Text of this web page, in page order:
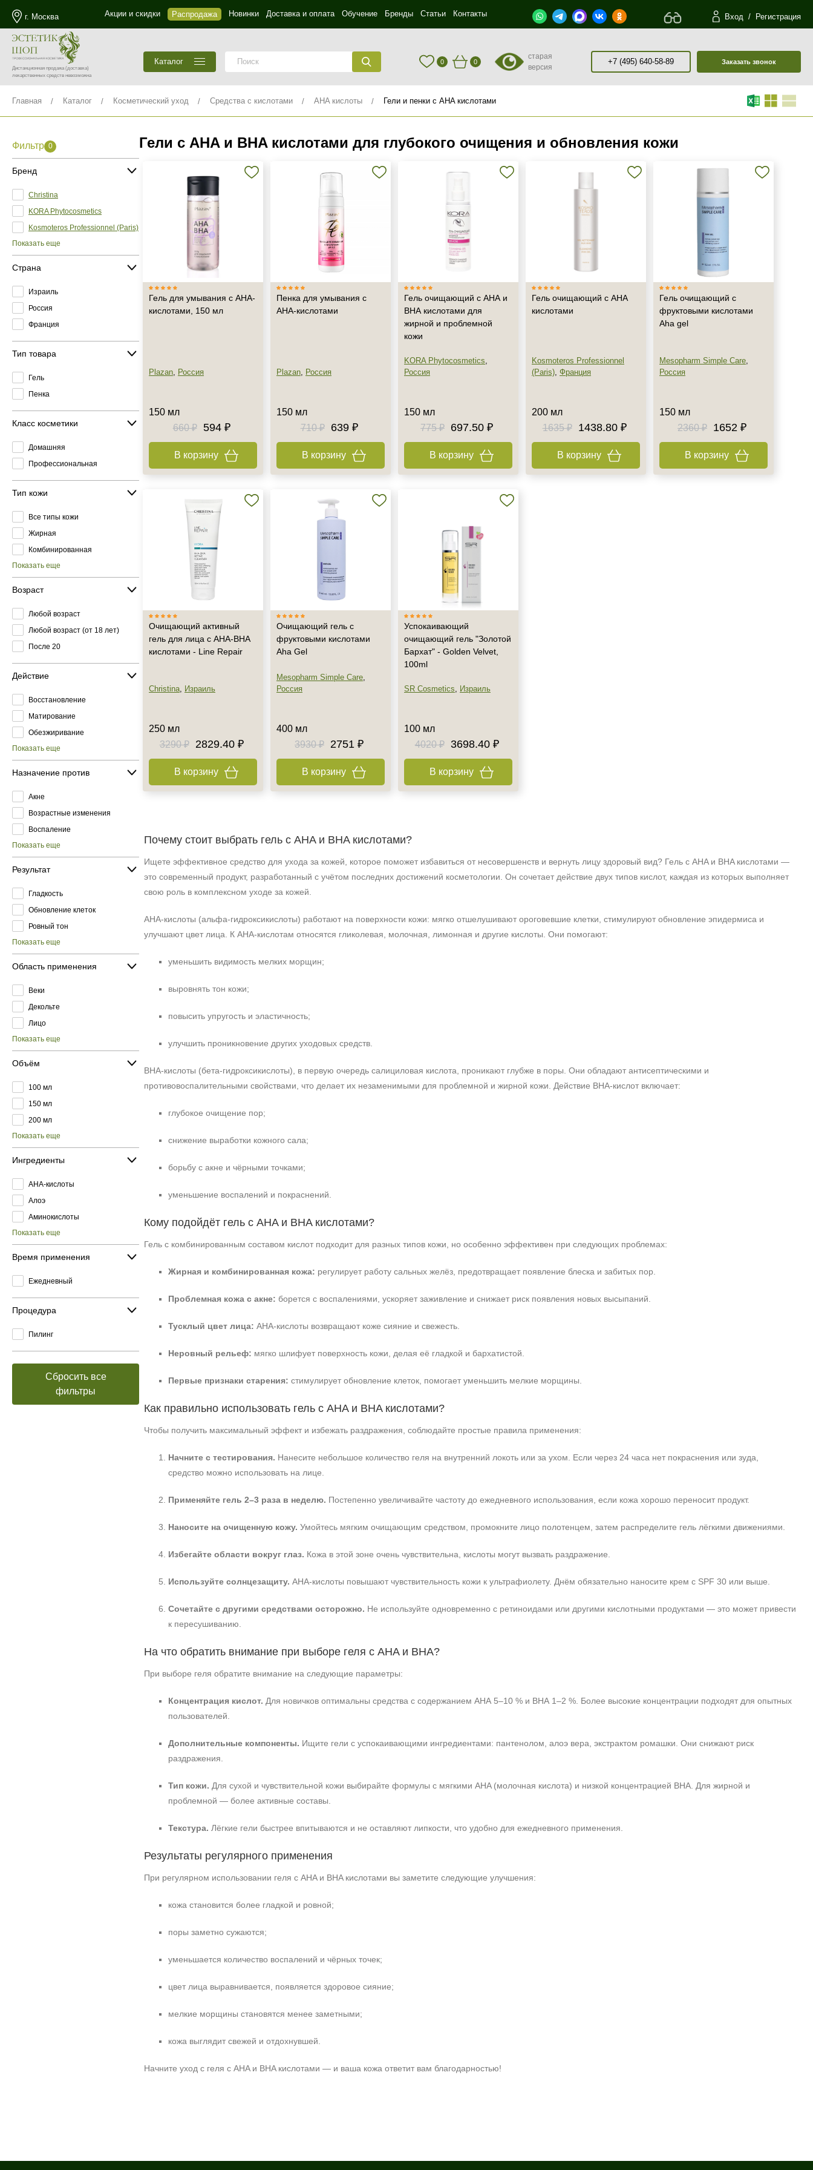
г. Москва Акции и скидки Распродажа Новинки Доставка и оплата Обучение Бренды Статьи Контакты Вход / Регистрация
Дистанционная продажа(доставка)
лекарственных средств невозможна
Каталог 0 0
старая
версия
+7 (495) 640-58-89 Заказать звонок
Главная Каталог Косметический уход Средства с кислотами AHA кислоты Гели и пенки с AHA кислотами
Фильтр 0
Бренд
Christina
KORA Phytocosmetics
Kosmoteros Professionnel (Paris)
Показать еще
Страна
Израиль
Россия
Франция
Тип товара
Гель
Пенка
Класс косметики
Домашняя
Профессиональная
Тип кожи
Все типы кожи
Жирная
Комбинированная
Показать еще
Возраст
Любой возраст
Любой возраст (от 18 лет)
После 20
Действие
Восстановление
Матирование
Обезжиривание
Показать еще
Назначение против
Акне
Возрастные изменения
Воспаление
Показать еще
Результат
Гладкость
Обновление клеток
Ровный тон
Показать еще
Область применения
Веки
Декольте
Лицо
Показать еще
Объём
100 мл
150 мл
200 мл
Показать еще
Ингредиенты
AHA-кислоты
Алоэ
Аминокислоты
Показать еще
Время применения
Ежедневный
Процедура
Пилинг
Сбросить все
фильтры
Гели с AHA и BHA кислотами для глубокого очищения и обновления кожи
Гель для умывания с АНА-
кислотами, 150 мл
Plazan, Россия
150 мл
660 ₽
594 ₽
В корзину
Пенка для умывания с
AHA-кислотами
Plazan, Россия
150 мл
710 ₽
639 ₽
В корзину
Гель очищающий с АНА и
ВНА кислотами для
жирной и проблемной
кожи
KORA Phytocosmetics,
Россия
150 мл
775 ₽
697.50 ₽
В корзину
Гель очищающий с АНА
кислотами
Kosmoteros Professionnel
(Paris), Франция
200 мл
1635 ₽
1438.80 ₽
В корзину
Гель очищающий с
фруктовыми кислотами
Aha gel
Mesopharm Simple Care,
Россия
150 мл
2360 ₽
1652 ₽
В корзину
Очищающий активный
гель для лица с AHA-BHA
кислотами - Line Repair
Christina, Израиль
250 мл
3290 ₽
2829.40 ₽
В корзину
Очищающий гель с
фруктовыми кислотами
Aha Gel
Mesopharm Simple Care,
Россия
400 мл
3930 ₽
2751 ₽
В корзину
Успокаивающий
очищающий гель "Золотой
Бархат" - Golden Velvet,
100ml
SR Cosmetics, Израиль
100 мл
4020 ₽
3698.40 ₽
В корзину
Почему стоит выбрать гель с AHA и BHA кислотами?
Ищете эффективное средство для ухода за кожей, которое поможет избавиться от несовершенств и вернуть лицу здоровый вид? Гель с AHA и BHA кислотами —
это современный продукт, разработанный с учётом последних достижений косметологии. Он сочетает действие двух типов кислот, каждая из которых выполняет
свою роль в комплексном уходе за кожей.
AHA-кислоты (альфа-гидроксикислоты) работают на поверхности кожи: мягко отшелушивают ороговевшие клетки, стимулируют обновление эпидермиса и
улучшают цвет лица. К AHA-кислотам относятся гликолевая, молочная, лимонная и другие кислоты. Они помогают:
уменьшить видимость мелких морщин;
выровнять тон кожи;
повысить упругость и эластичность;
улучшить проникновение других уходовых средств.
BHA-кислоты (бета-гидроксикислоты), в первую очередь салициловая кислота, проникают глубже в поры. Они обладают антисептическими и
противовоспалительными свойствами, что делает их незаменимыми для проблемной и жирной кожи. Действие BHA-кислот включает:
глубокое очищение пор;
снижение выработки кожного сала;
борьбу с акне и чёрными точками;
уменьшение воспалений и покраснений.
Кому подойдёт гель с AHA и BHA кислотами?
Гель с комбинированным составом кислот подходит для разных типов кожи, но особенно эффективен при следующих проблемах:
Жирная и комбинированная кожа: регулирует работу сальных желёз, предотвращает появление блеска и забитых пор.
Проблемная кожа с акне: борется с воспалениями, ускоряет заживление и снижает риск появления новых высыпаний.
Тусклый цвет лица: AHA-кислоты возвращают коже сияние и свежесть.
Неровный рельеф: мягко шлифует поверхность кожи, делая её гладкой и бархатистой.
Первые признаки старения: стимулирует обновление клеток, помогает уменьшить мелкие морщины.
Как правильно использовать гель с AHA и BHA кислотами?
Чтобы получить максимальный эффект и избежать раздражения, соблюдайте простые правила применения:
Начните с тестирования. Нанесите небольшое количество геля на внутренний локоть или за ухом. Если через 24 часа нет покраснения или зуда,
средство можно использовать на лице.
Применяйте гель 2–3 раза в неделю. Постепенно увеличивайте частоту до ежедневного использования, если кожа хорошо переносит продукт.
Наносите на очищенную кожу. Умойтесь мягким очищающим средством, промокните лицо полотенцем, затем распределите гель лёгкими движениями.
Избегайте области вокруг глаз. Кожа в этой зоне очень чувствительна, кислоты могут вызвать раздражение.
Используйте солнцезащиту. AHA-кислоты повышают чувствительность кожи к ультрафиолету. Днём обязательно наносите крем с SPF 30 или выше.
Сочетайте с другими средствами осторожно. Не используйте одновременно с ретиноидами или другими кислотными продуктами — это может привести
к пересушиванию.
На что обратить внимание при выборе геля с AHA и BHA?
При выборе геля обратите внимание на следующие параметры:
Концентрация кислот. Для новичков оптимальны средства с содержанием AHA 5–10 % и BHA 1–2 %. Более высокие концентрации подходят для опытных
пользователей.
Дополнительные компоненты. Ищите гели с успокаивающими ингредиентами: пантенолом, алоэ вера, экстрактом ромашки. Они снижают риск
раздражения.
Тип кожи. Для сухой и чувствительной кожи выбирайте формулы с мягкими AHA (молочная кислота) и низкой концентрацией BHA. Для жирной и
проблемной — более активные составы.
Текстура. Лёгкие гели быстрее впитываются и не оставляют липкости, что удобно для ежедневного применения.
Результаты регулярного применения
При регулярном использовании геля с AHA и BHA кислотами вы заметите следующие улучшения:
кожа становится более гладкой и ровной;
поры заметно сужаются;
уменьшается количество воспалений и чёрных точек;
цвет лица выравнивается, появляется здоровое сияние;
мелкие морщины становятся менее заметными;
кожа выглядит свежей и отдохнувшей.
Начните уход с геля с AHA и BHA кислотами — и ваша кожа ответит вам благодарностью!